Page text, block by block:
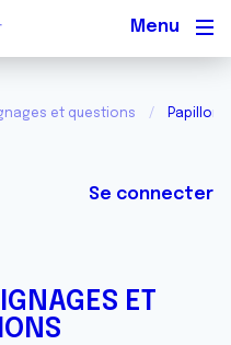
et questions
Se connecter
ET